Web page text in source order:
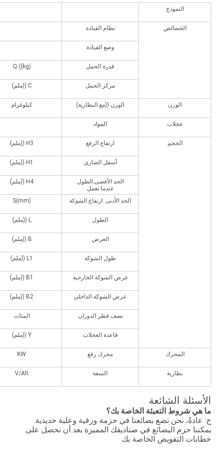
النموذج
الخصائص نظام القيادة
وضع القيادة
قدرة الحمل Q ((kg)
مركز الحمل C ((ملم)
الوزن الوزن ((مع البطارية) كيلوغرام
عجلات المواد
الحجم ارتفاع الرفع H3 ((ملم)
أسفل الصاري H1 ((ملم)
الحد الأقصى.الطول
عندما تعمل
H4 ((ملم)
الحد الأدنى. ارتفاع الشوكة S(mm)
الطول L ((ملم)
العرض B ((ملم)
طول الشوكة L1 ((ملم)
عرض الشوكة الخارجية B1 ((ملم)
عرض الشوكة الداخلي B2 ((ملم)
نصف قطر الدوران المئات
قاعدة العجلات Y ((ملم)
المحرك محرك رفع KW
بطارية السعة V/Ah
الأسئلة الشائعة
ما هي شروط التعبئة الخاصة بك؟
ج: عادةً، نحن نضع بضائعنا في حزمة ورقية وعلبة حديدية.
يمكننا حزم البضائع في صناديقك المميزة بعد أن نحصل على
خطابات التفويض الخاصة بك